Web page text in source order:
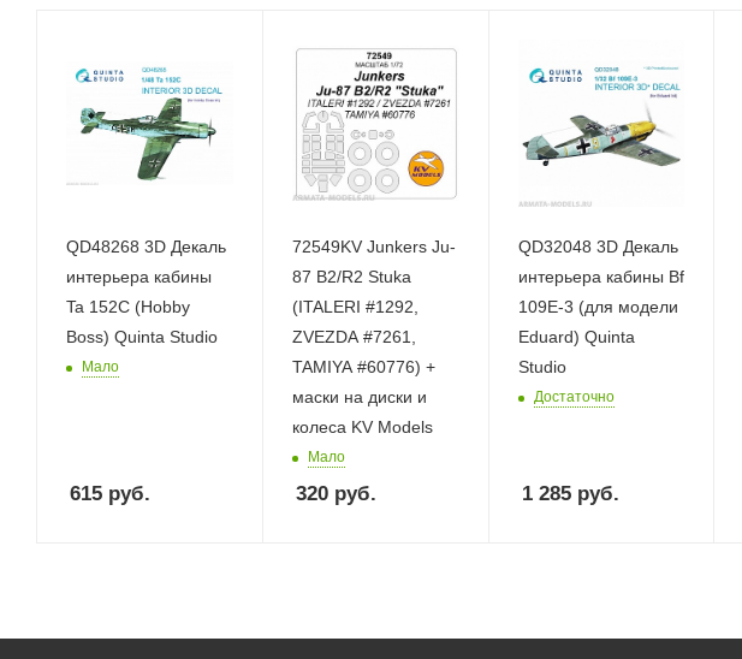
QD48268 3D Декаль
интерьера кабины
Ta 152C (Hobby
Boss) Quinta Studio
Мало
615 руб.
72549KV Junkers Ju-
87 B2/R2 Stuka
(ITALERI #1292,
ZVEZDA #7261,
TAMIYA #60776) +
маски на диски и
колеса KV Models
Мало
320руб.
QD32048 3D Декаль
интерьера кабины Bf
109E-3 (для модели
Eduard) Quinta
Studio
Достаточно
1 285руб.